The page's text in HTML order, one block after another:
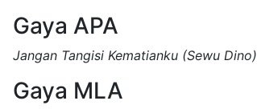
Gaya APA
Jangan Tangisi Kematianku (Sewu Dino)
Gaya MLA